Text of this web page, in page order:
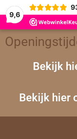
9,6
Bekijk
Bekijk hier